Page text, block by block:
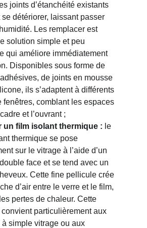
joints d’étanchéité existants
se détériorer, laissant passer
Les remplacer est
solution simple et peu
qui améliore immédiatement
Disponibles sous forme de
de joints en mousse
ils s’adaptent à différents
fenêtres, comblant les espaces
et l’ouvrant ;
un film isolant thermique : le
thermique se pose
sur le vitrage à l’aide d’un
face et se tend avec un
Cette fine pellicule crée
d’air entre le verre et le film,
pertes de chaleur. Cette
particulièrement aux
à simple vitrage ou aux